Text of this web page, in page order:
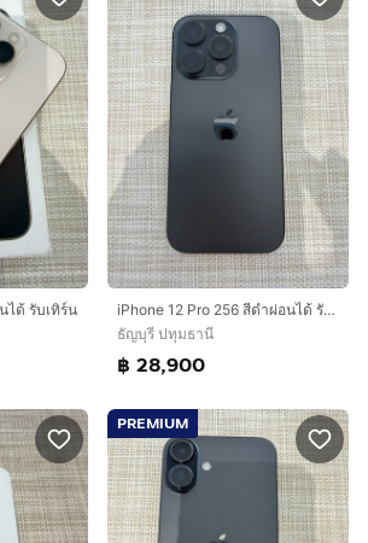
ได้ รับเทิร์น
iPhone 12 Pro 256 สีดำผ่อนได้ รับเทิร์น
ธัญบุรี ปทุมธานี
฿ 28,900
PREMIUM